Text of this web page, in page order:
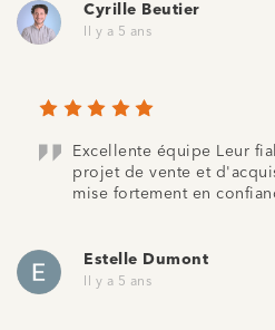
Cyrille Beutier
Il y a 5 ans
Excellente équipe Leur
projet de vente et
mise fortement en
Estelle Dumont
Il y a 5 ans